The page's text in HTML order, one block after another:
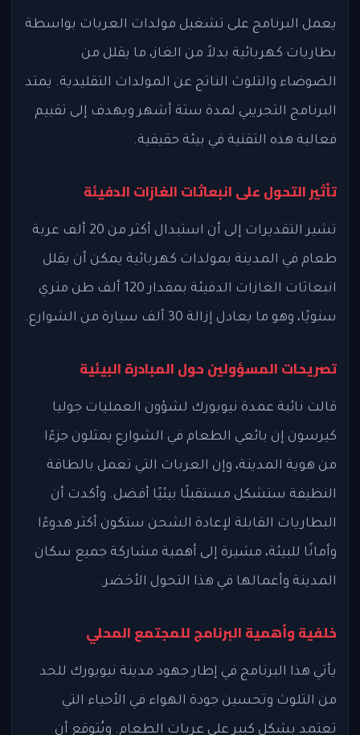
يعمل البرنامج على تشغيل مولدات العربات بواسطة
بطاريات كهربائية بدلاً من الغاز، ما يقلل من
الضوضاء والتلوث الناتج عن المولدات التقليدية. يمتد
البرنامج التجريبي لمدة ستة أشهر ويهدف إلى تقييم
فعالية هذه التقنية في بيئة حقيقية.
تأثير التحول على انبعاثات الغازات الدفيئة
تشير التقديرات إلى أن استبدال أكثر من 20 ألف عربة
طعام في المدينة بمولدات كهربائية يمكن أن يقلل
انبعاثات الغازات الدفيئة بمقدار 120 ألف طن متري
سنويًا، وهو ما يعادل إزالة 30 ألف سيارة من الشوارع.
تصريحات المسؤولين حول المبادرة البيئية
قالت نائبة عمدة نيويورك لشؤون العمليات جوليا
كيرسون إن بائعي الطعام في الشوارع يمثلون جزءًا
من هوية المدينة، وإن العربات التي تعمل بالطاقة
النظيفة ستشكل مستقبلًا بيئيًا أفضل. وأكدت أن
البطاريات القابلة لإعادة الشحن ستكون أكثر هدوءًا
وأمانًا للبيئة، مشيرة إلى أهمية مشاركة جميع سكان
المدينة وأعمالها في هذا التحول الأخضر.
خلفية وأهمية البرنامج للمجتمع المحلي
يأتي هذا البرنامج في إطار جهود مدينة نيويورك للحد
من التلوث وتحسين جودة الهواء في الأحياء التي
تعتمد بشكل كبير على عربات الطعام. ويُتوقع أن